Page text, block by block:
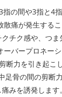
指の間や3指と4
散痛が発生する
チク感や、つ
ーバープロネー
断力を引き起こ
足骨の間の剪断
みを誘発しま